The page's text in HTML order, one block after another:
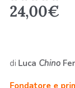
24,00€
di Luca Chino
Fondatore e